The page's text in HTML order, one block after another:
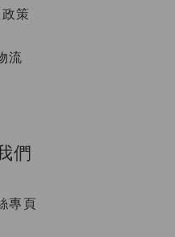
策
流
們
專頁